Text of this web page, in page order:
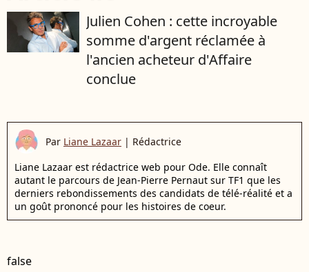
Julien Cohen : cette incroyable
somme d'argent réclamée à
l'ancien acheteur d'Affaire
conclue
Par Liane Lazaar | Rédactrice
Liane Lazaar est rédactrice web pour Ode. Elle connaît
autant le parcours de Jean-Pierre Pernaut sur TF1 que les
derniers rebondissements des candidats de télé-réalité et a
un goût prononcé pour les histoires de coeur.
false